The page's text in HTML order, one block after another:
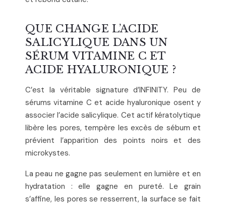
QUE CHANGE L’ACIDE
SALICYLIQUE DANS UN
SÉRUM VITAMINE C ET
ACIDE HYALURONIQUE ?
C’est la véritable signature d’INFINITY. Peu de
sérums vitamine C et acide hyaluronique osent y
associer l’acide salicylique. Cet actif kératolytique
libère les pores, tempère les excès de sébum et
prévient l’apparition des points noirs et des
microkystes.
La peau ne gagne pas seulement en lumière et en
hydratation : elle gagne en pureté. Le grain
s’affine, les pores se resserrent, la surface se fait